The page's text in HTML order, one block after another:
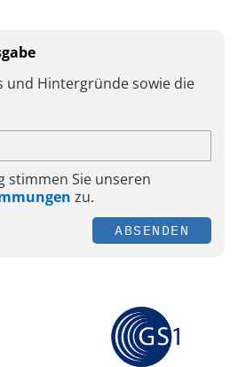
und Hintergründe sowie die
stimmen Sie unseren
zu.
ABSENDEN